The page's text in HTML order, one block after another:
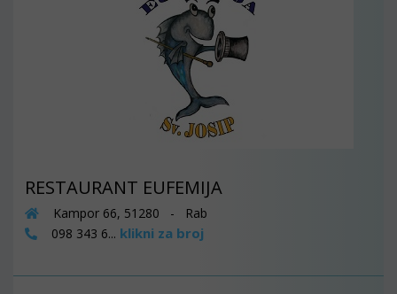
RESTAURANT EUFEMIJA
Kampor 66, 51280 - Rab
098 343 6... klikni za broj